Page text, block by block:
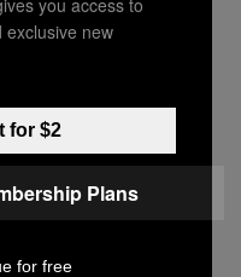
exclusive new
for $2
Plans
for free